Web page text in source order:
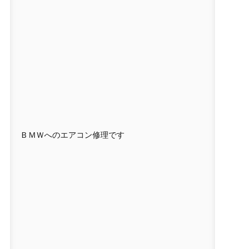
ＢＭＷへのエアコン修理です